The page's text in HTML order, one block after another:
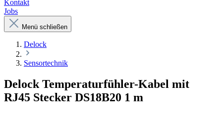
Kontakt
Jobs
Menü schließen
Delock
Sensortechnik
Delock Temperaturfühler-Kabel mit
RJ45 Stecker DS18B20 1 m